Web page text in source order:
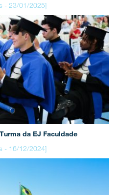
- 23/01/2025]
da EJ Faculdade
- 16/12/2024]